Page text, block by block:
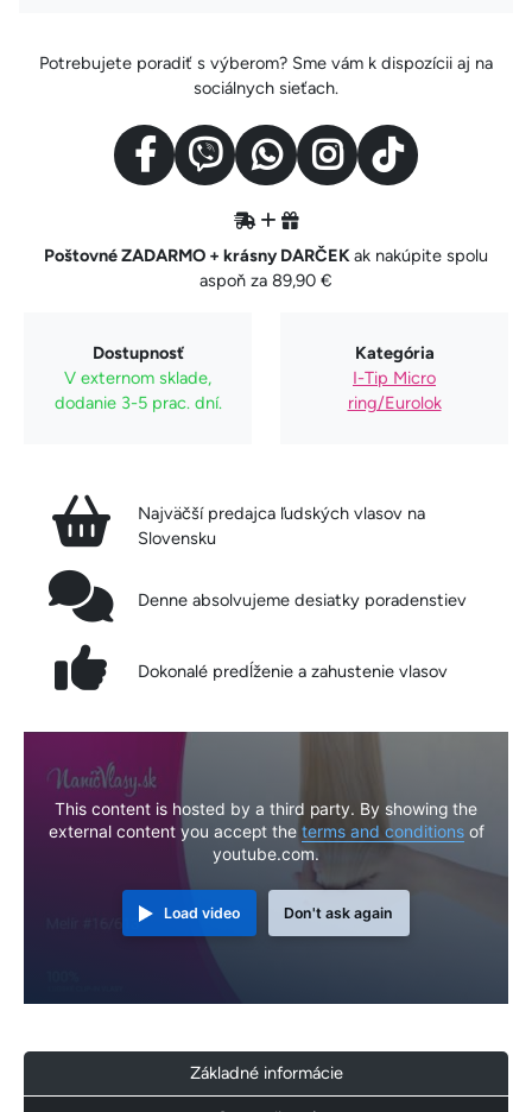
Potrebujete poradiť s výberom? Sme vám k dispozícii aj na
sociálnych sieťach.
Poštovné ZADARMO + krásny DARČEKak nakúpite spolu
aspoň za 89,90 €
Dostupnosť
V externom sklade,
dodanie 3-5 prac. dní.
Kategória
I-Tip Micro
ring/Eurolok
Najväčší predajca ľudských vlasov na
Slovensku
Denne absolvujeme desiatky poradenstiev
Dokonalé predĺženie a zahustenie vlasov
This content is hosted by a third party. By showing the
external content you accept the terms and conditionsof
youtube.com.
Load video Don't ask again
Základné informácie